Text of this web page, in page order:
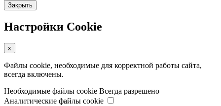
Закрыть
Настройки Cookie
x
Файлы cookie, необходимые для корректной работы сайта,
всегда включены.
Необходимые файлы cookie Всегда разрешено
Аналитические файлы cookie